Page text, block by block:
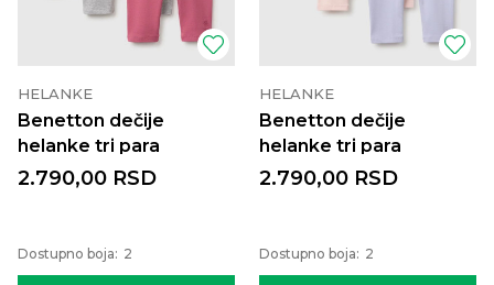
HELANKE
Benetton dečije
helanke tri para
2.790,00 RSD
Dostupno boja: 2
HELANKE
Benetton dečije
helanke tri para
2.790,00 RSD
Dostupno boja: 2